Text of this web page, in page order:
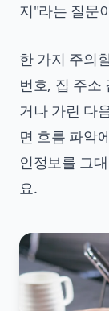
지"라는 질문
한 가지 주의
번호, 집 주소
거나 가린 다
면 흐름 파악
인정보를 그
요.